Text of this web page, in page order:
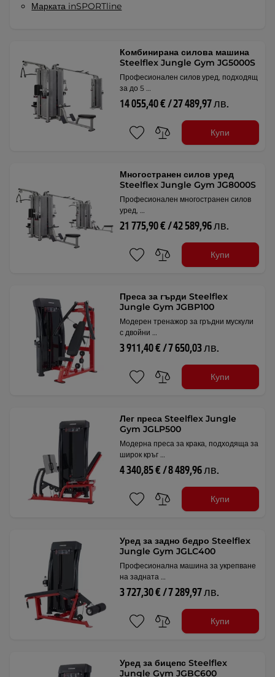
Марката inSPORTline
Комбинирана силова машина
Steelflex Jungle Gym JG5000S
Професионален силов уред, подходящ
за до 5 …
14 055,40 € / 27 489,97 лв.
Купи
Многостранен силов уред
Steelflex Jungle Gym JG8000S
Професионален многостранен силов
уред, …
21 775,90 € / 42 589,96 лв.
Купи
Преса за гърди Steelflex
Jungle Gym JGBP100
Модерен тренажор за гръдни мускули
с двойни …
3 911,40 € / 7 650,03 лв.
Купи
Лег преса Steelflex Jungle
Gym JGLP500
Модерна преса за крака, подходяща за
широк кръг …
4 340,85 € / 8 489,96 лв.
Купи
Уред за задно бедро Steelflex
Jungle Gym JGLC400
Професионална машина за укрепване
на задната …
3 727,30 € / 7 289,97 лв.
Купи
Уред за бицепс Steelflex
Jungle Gym JGBC600